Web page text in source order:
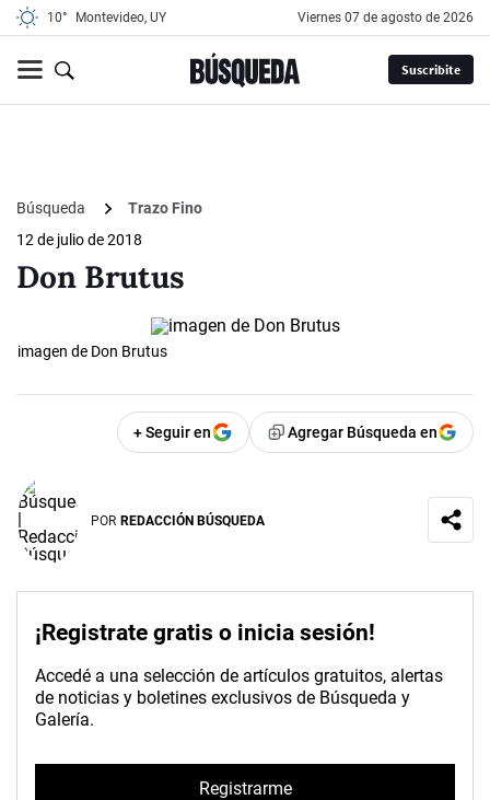
10° Montevideo, UY viernes 07 de agosto de 2026
Suscribite
Búsqueda
Trazo Fino
12 de julio de 2018
Don Brutus
imagen de Don Brutus
+ Seguir en Agregar Búsqueda en
POR REDACCIÓN BÚSQUEDA
¡Registrate gratis o inicia sesión!
Accedé a una selección de artículos gratuitos, alertas
de noticias y boletines exclusivos de Búsqueda y
Galería.
Registrarme